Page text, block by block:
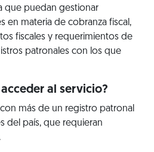
que puedan gestionar
en materia de cobranza fiscal,
fiscales y requerimientos de
patronales con los que
al servicio?
más de un registro patronal
del país, que requieran